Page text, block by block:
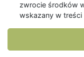
zwrocie środków
wskazany w treści